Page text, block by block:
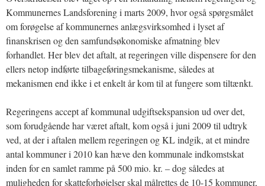
Kommunernes Landsforening i marts 2009, hvor også spørgsmålet
om forøgelse af kommunernes anlægsvirksomhed i lyset af
finanskrisen og den samfundsøkonomiske afmatning blev
forhandlet. Her blev det aftalt, at regeringen ville dispensere for den
ellers netop indførte tilbageføringsmekanisme, således at
mekanismen end ikke i et enkelt år kom til at fungere som tiltænkt.
Regeringens accept af kommunal udgiftsekspansion ud over det,
som forudgående har været aftalt, kom også i juni 2009 til udtryk
ved, at der i aftalen mellem regeringen og KL indgik, at et mindre
antal kommuner i 2010 kan hæve den kommunale indkomstskat
inden for en samlet ramme på 500 mio. kr. – dog således at
muligheden for skatteforhøjelser skal målrettes de 10-15 kommuner,